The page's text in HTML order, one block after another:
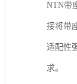
NTN带
接将带
适配性
求。